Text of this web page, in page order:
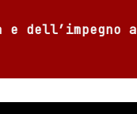
dell’impegno a